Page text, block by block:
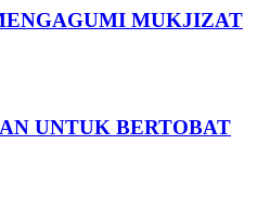
MUKJIZAT
UNTUK BERTOBAT